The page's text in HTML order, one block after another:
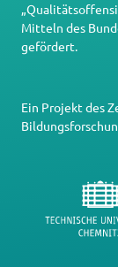
Mitteln des
gefördert.
Ein Projekt des